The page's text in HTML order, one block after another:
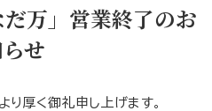
だ万」営業終了のお
せ
り厚く御礼申し上げます。